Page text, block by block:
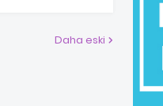
Daha eski